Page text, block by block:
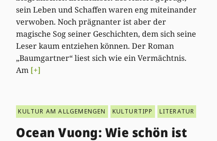
sein Leben und Schaffen waren eng miteinander
verwoben. Noch prägnanter ist aber der
magische Sog seiner Geschichten, dem sich seine
Leser kaum entziehen können. Der Roman
„Baumgartner“ liest sich wie ein Vermächtnis.
Am [+]
KULTUR AM ALLGEMENGEN KULTURTIPP LITERATUR
Ocean Vuong: Wie schön ist